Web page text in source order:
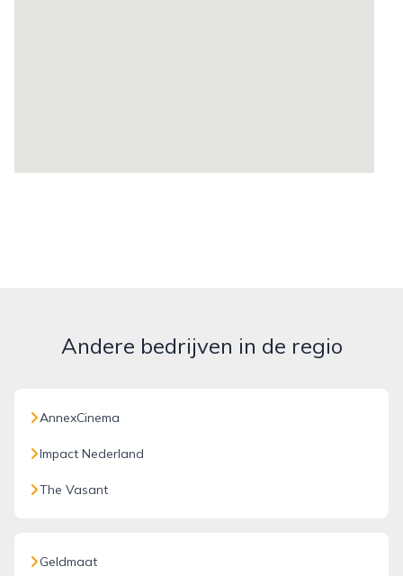
Andere bedrijven in de regio
AnnexCinema
Impact Nederland
The Vasant
Geldmaat